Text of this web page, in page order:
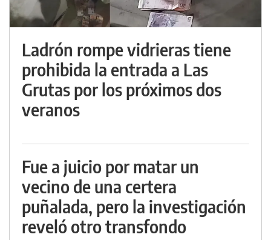
Ladrón rompe vidrieras tiene
prohibida la entrada a Las
Grutas por los próximos dos
veranos
Fue a juicio por matar un
vecino de una certera
puñalada, pero la investigación
reveló otro transfondo